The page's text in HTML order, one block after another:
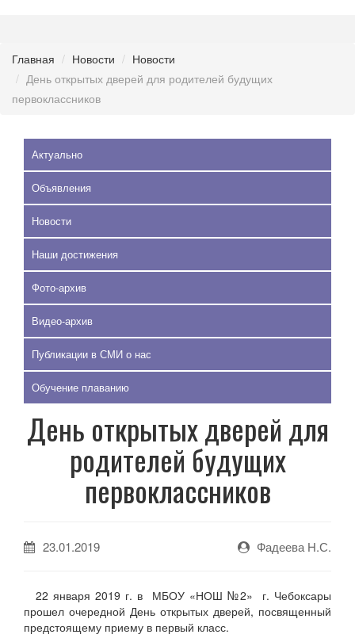
Главная Новости
Новости
День открытых дверей для родителей будущих
первоклассников
Актуально
Объявления
Новости
Наши достижения
Фото-архив
Видео-архив
Публикации в СМИ о нас
Обучение плаванию
День открытых дверей для
родителей будущих
первоклассников
23.01.2019 Фадеева Н.С.
22 января 2019 г. в МБОУ «НОШ №2» г. Чебоксары
прошел очередной День открытых дверей, посвященный
предстоящему приему в первый класс.